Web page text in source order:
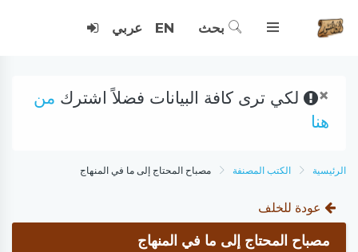
بحث EN عربي
× لكي ترى كافة البيانات فضلاً اشترك من
هنا
الرئيسية الكتب المصنفة مصباح المحتاج إلى ما في المنهاج
عودة للخلف
مصباح المحتاج إلى ما في المنهاج